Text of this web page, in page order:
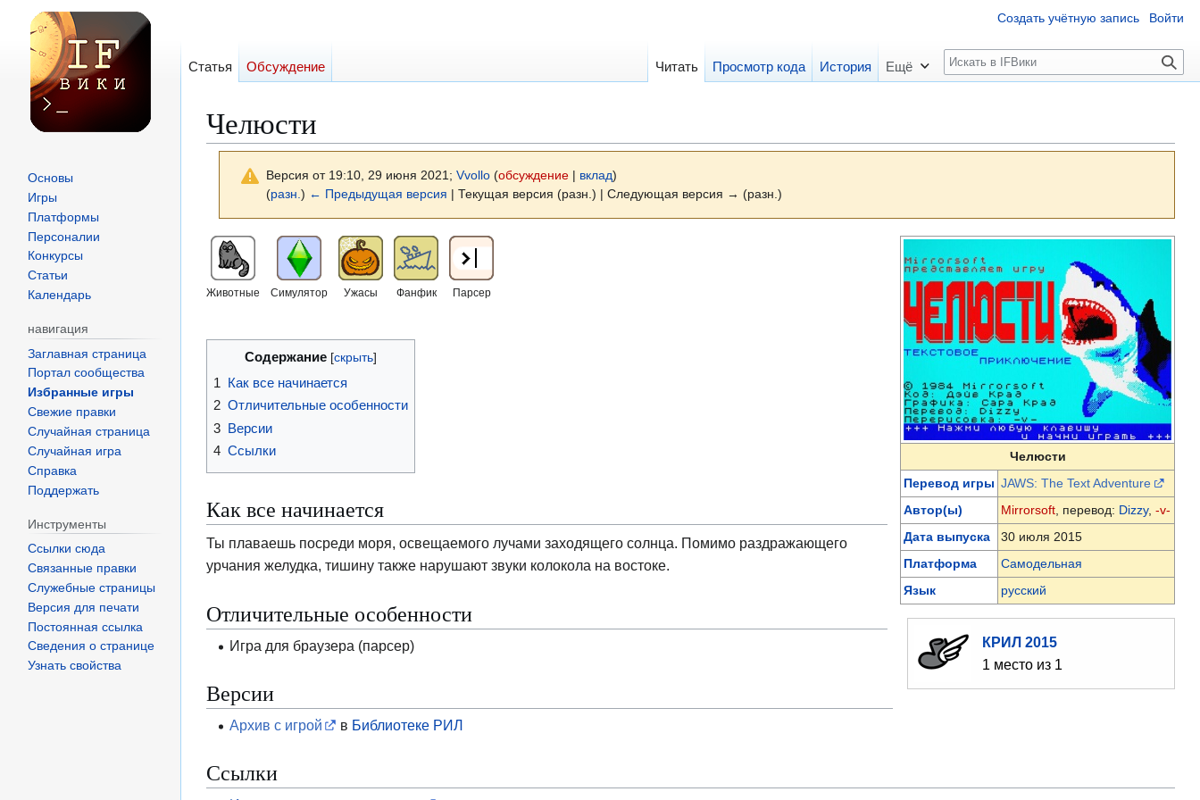
Челюсти
Версия от 19:10, 29 июня 2021; Vvollo (обсуждение| вклад)
(разн.) ← Предыдущая версия | Текущая версия (разн.) | Следующая версия → (разн.)
Перейти
навигации
Перейти
поиску
Челюсти
Перевод игры JAWS: The Text Adventure
Автор(ы)
Mirrorsoft , перевод: Dizzy,-v-
Дата выпуска
30 июля 2015
Платформа
Самодельная
Язык
русский
Животные Симулятор Ужасы Фанфик Парсер
КРИЛ 2015
1 место из 1
Содержание
1 Как все начинается
2 Отличительные особенности
3 Версии
4 Ссылки
Как все начинается
Ты плаваешь посреди моря, освещаемого лучами заходящего солнца. Помимо раздражающего
урчания желудка, тишину также нарушают звуки колокола на востоке.
Отличительные особенности
Игра для браузера (парсер)
Версии
Архив с игрой в Библиотеке РИЛ
Ссылки
Создать учётную запись Войти
Статья Обсуждение Читать Просмотр кода История Ещё
П
о
к
Основы
Игры
Платформы
Персоналии
Конкурсы
Статьи
Календарь
навигация
Заглавная страница
Портал сообщества
Избранные игры
Свежие правки
Случайная страница
Случайная игра
Справка
Поддержать
Инструменты
Ссылки сюда
Связанные правки
Служебные страницы
Версия для печати
Постоянная ссылка
Сведения о странице
Узнать свойства